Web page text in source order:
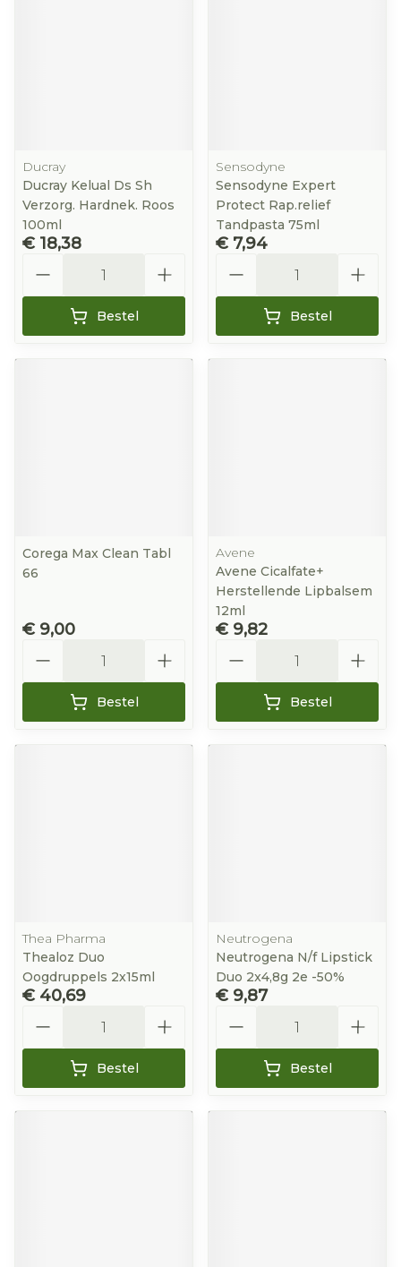
Ducray
Ducray Kelual Ds Sh
Verzorg. Hardnek. Roos
100ml
€ 18,38
Bestel
Sensodyne
Sensodyne Expert
Protect Rap.relief
Tandpasta 75ml
€ 7,94
Bestel
Corega Max Clean Tabl
66
€ 9,00
Bestel
Avene
Avene Cicalfate+
Herstellende Lipbalsem
12ml
€ 9,82
Bestel
Thea Pharma
Thealoz Duo
Oogdruppels 2x15ml
€ 40,69
Bestel
Neutrogena
Neutrogena N/f Lipstick
Duo 2x4,8g 2e -50%
€ 9,87
Bestel